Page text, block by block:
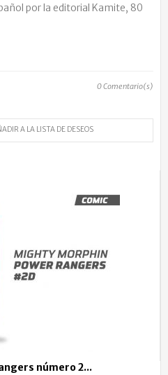
por la editorial Kamite, 80
0Comentario(s)
A LA LISTA DE DESEOS
número 2...